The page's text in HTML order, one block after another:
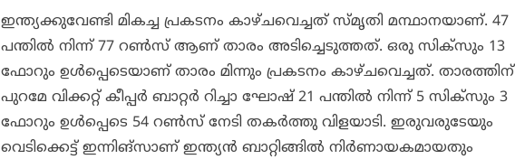
ഇന്ത്യക്കുവേണ്ടി മികച്ച പ്രകടനം കാഴ്ചവെച്ചത് സ്മൃതി മന്ഥാനയാണ്. 47
പന്തില്‍ നിന്ന് 77 റണ്‍സ് ആണ് താരം അടിച്ചെടുത്തത്. ഒരു സിക്‌സും 13
ഫോറും ഉള്‍പ്പെടെയാണ് താരം മിന്നും പ്രകടനം കാഴ്ചവെച്ചത്. താരത്തിന്
പുറമേ വിക്കറ്റ് കീപ്പര്‍ ബാറ്റര്‍ റിച്ചാ ഘോഷ് 21 പന്തില്‍ നിന്ന് 5 സിക്‌സും 3
ഫോറും ഉള്‍പ്പെടെ 54 റണ്‍സ് നേടി തകര്‍ത്തു വിളയാടി. ഇരുവരുടേയും
വെടിക്കെട്ട് ഇന്നിങ്‌സാണ് ഇന്ത്യന്‍ ബാറ്റിങ്ങില്‍ നിര്‍ണായകമായതും